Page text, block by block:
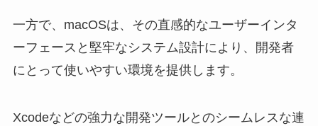
一方で、macOSは、その直感的なユーザーインタ
ーフェースと堅牢なシステム設計により、開発者
にとって使いやすい環境を提供します。
Xcodeなどの強力な開発ツールとのシームレスな連